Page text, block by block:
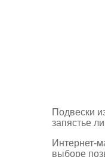
Подвески
запястье
Интернет-
выборе